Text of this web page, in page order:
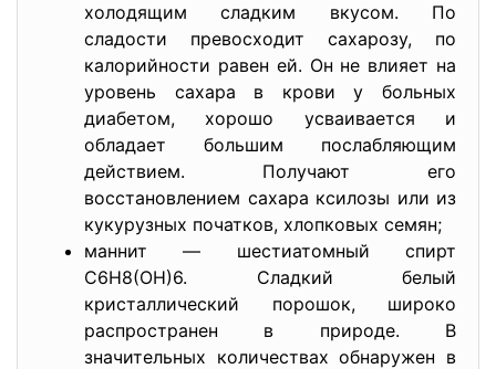
холодящим сладким вкусом. По
сладости превосходит сахарозу, по
калорийности равен ей. Он не влияет на
уровень сахара в крови у больных
диабетом, хорошо усваивается и
обладает большим послабляющим
действием. Получают его
восстановлением сахара ксилозы или из
кукурузных початков, хлопковых семян;
маннит — шестиатомный спирт
С6Н8(ОН)6. Сладкий белый
кристаллический порошок, широко
распространен в природе. В
значительных количествах обнаружен в